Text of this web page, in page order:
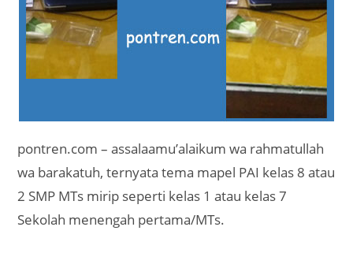
pontren.com – assalaamu’alaikum wa rahmatullah
wa barakatuh, ternyata tema mapel PAI kelas 8 atau
2 SMP MTs mirip seperti kelas 1 atau kelas 7
Sekolah menengah pertama/MTs.